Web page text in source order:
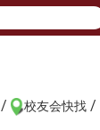
/ 校友会快找 /